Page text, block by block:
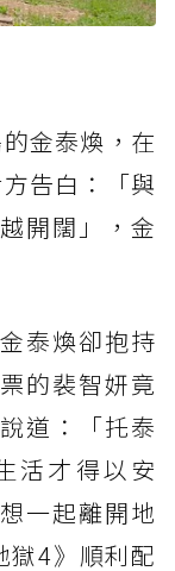
金泰煥，在
告白：「與
開闊」，金
泰煥卻抱持
的裴智妍竟
道：「托泰
活才得以安
一起離開地
獄4》順利配